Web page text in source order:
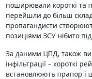
поширювали короткі та
перейшли до більш
пропагандисти
позиціями ЗСУ нібито
За даними ЦПД, також
інфільтрації – короткі
встановлюють прапор і